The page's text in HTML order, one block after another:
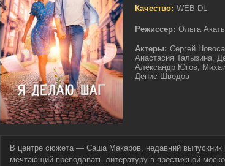
Качество: WEB-DL
Режиссер: Ольга
Актеры: Сергей
Анастасия Талызина,
Александр Югов,
Денис Шведов
В центре сюжета — Саша Макаров, недавний выпускник
мечтающий преподавать литературу в престижной